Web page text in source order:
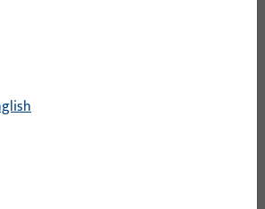
general Titan K62-20/2n-So arco de
UD 100W